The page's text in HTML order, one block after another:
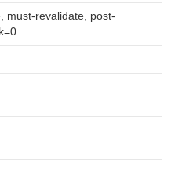
must-revalidate, post-